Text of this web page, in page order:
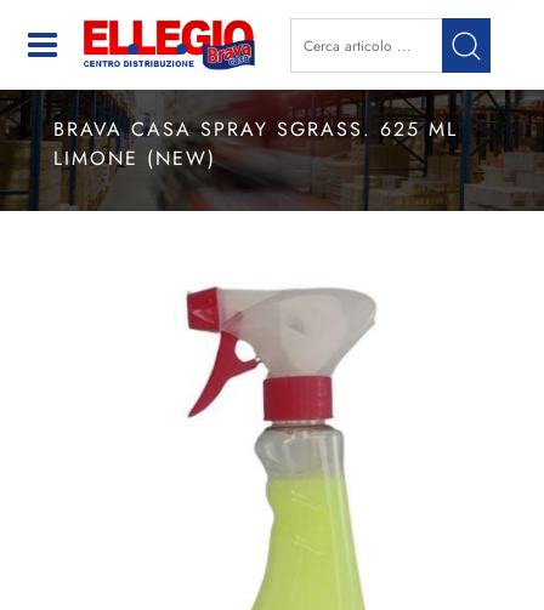
Open
BRAVA CASA SPRAY SGRASS. 625 ML
LIMONE (NEW)